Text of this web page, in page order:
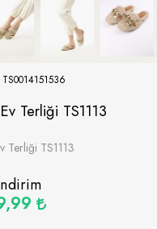
TS0014151536
Terliği TS1113
Terliği TS1113